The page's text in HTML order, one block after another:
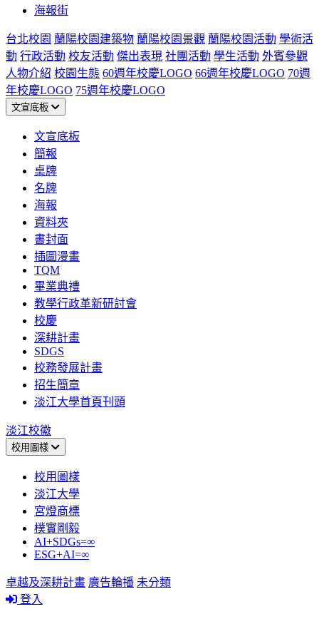
海報街
台北校園 蘭陽校園建築物 蘭陽校園景觀 蘭陽校園活動 學術活
動 行政活動 校友活動 傑出表現 社團活動 學生活動 外賓參觀
人物介紹 校園生態 60週年校慶LOGO 66週年校慶LOGO 70週
年校慶LOGO 75週年校慶LOGO
文宣底板
文宣底板
簡報
桌牌
名牌
海報
資料夾
書封面
插圖漫畫
TQM
畢業典禮
教學行政革新研討會
校慶
深耕計畫
SDGS
校務發展計畫
招生簡章
淡江大學首頁刊頭
淡江校徽
校用圖樣
校用圖樣
淡江大學
宮燈商標
樸實剛毅
AI+SDGs=∞
ESG+AI=∞
卓越及深耕計畫 廣告輪播 未分類
登入